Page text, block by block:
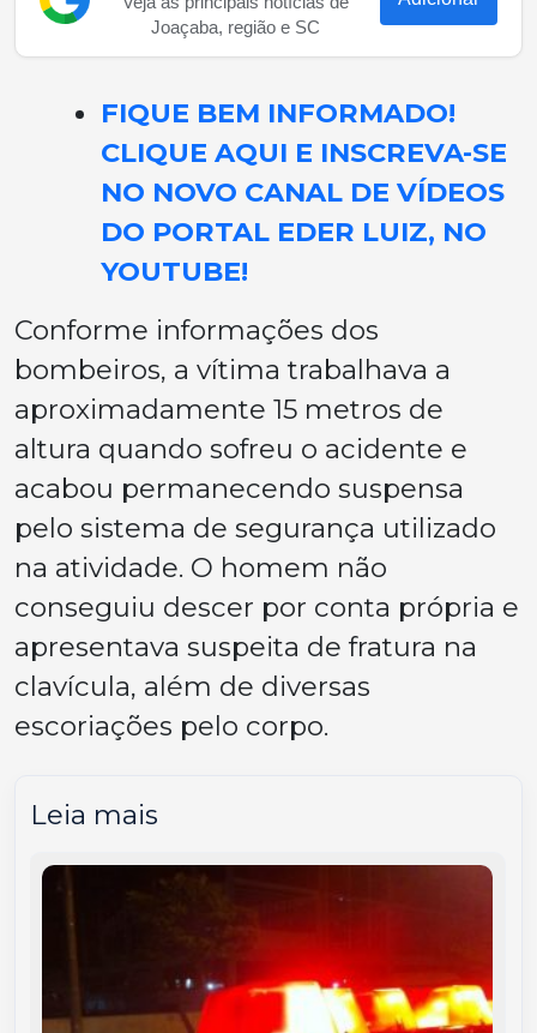
Joaçaba, região e SC
FIQUE BEM INFORMADO!
CLIQUE AQUI E INSCREVA-SE
NO NOVO CANAL DE VÍDEOS
DO PORTAL EDER LUIZ, NO
YOUTUBE!
Conforme informações dos
bombeiros, a vítima trabalhava a
aproximadamente 15 metros de
altura quando sofreu o acidente e
acabou permanecendo suspensa
pelo sistema de segurança utilizado
na atividade. O homem não
conseguiu descer por conta própria e
apresentava suspeita de fratura na
clavícula, além de diversas
escoriações pelo corpo.
Leia mais